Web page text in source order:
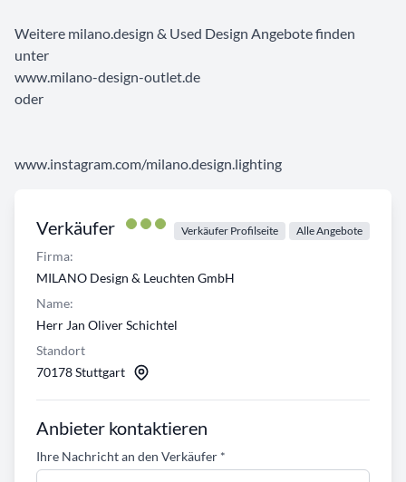
Verkäufer Verkäufer Profilseite Alle Angebote
Firma:
MILANO Design & Leuchten GmbH
Name:
Herr Jan Oliver Schichtel
Standort
70178 Stuttgart
Anbieter kontaktieren
Ihre Nachricht an den Verkäufer *
Weitere milano.design & Used Design Angebote finden
unter
www.milano-design-outlet.de
oder
www.instagram.com/milano.design.lighting